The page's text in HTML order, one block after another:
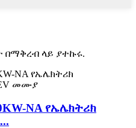
በማቅረብ ላይ ያተኩሩ.
NA የኤሌክትሪክ